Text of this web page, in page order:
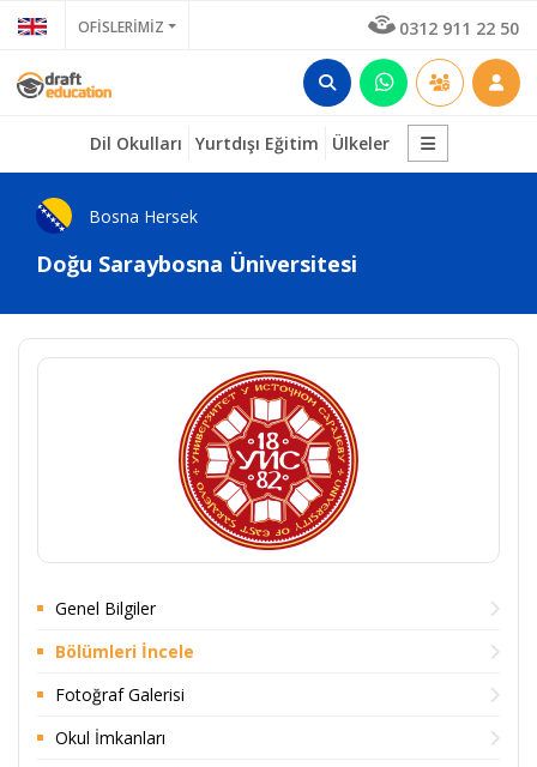
OFİSLERİMİZ 0312 911 22 50
Dil Okulları Yurtdışı Eğitim Ülkeler
Bosna Hersek
Doğu Saraybosna Üniversitesi
Genel Bilgiler
Bölümleri İncele
Fotoğraf Galerisi
Okul İmkanları